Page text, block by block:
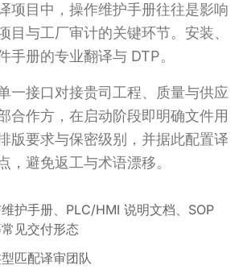
项目中，操作维护手册往往是影响
目与工厂审计的关键环节。安装、
手册的专业翻译与 DTP。
一接口对接贵司工程、质量与供应
合作方，在启动阶段即明确文件用
版要求与保密级别，并据此配置译
，避免返工与术语漂移。
护手册、PLC/HMI 说明文档、SOP
见交付形态
匹配译审团队